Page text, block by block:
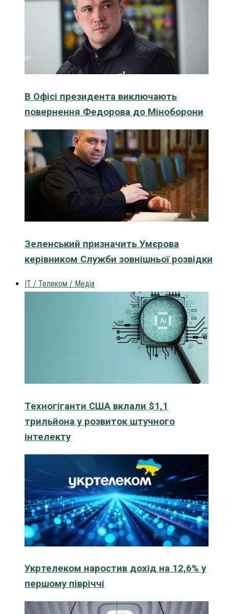
В Офісі президента виключають
повернення Федорова до Міноборони
Зеленський призначить Умєрова
керівником Служби зовнішньої розвідки
IT / Телеком / Медіа
Техногіганти США вклали $1,1
трильйона у розвиток штучного
інтелекту
Укртелеком наростив дохід на 12,6% у
першому півріччі